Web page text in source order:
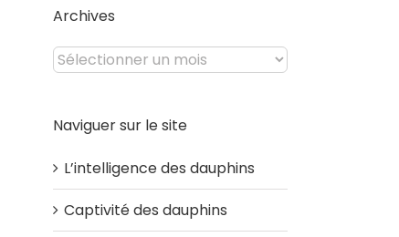
Archives
Archives
Naviguer sur le site
L’intelligence des dauphins
Captivité des dauphins